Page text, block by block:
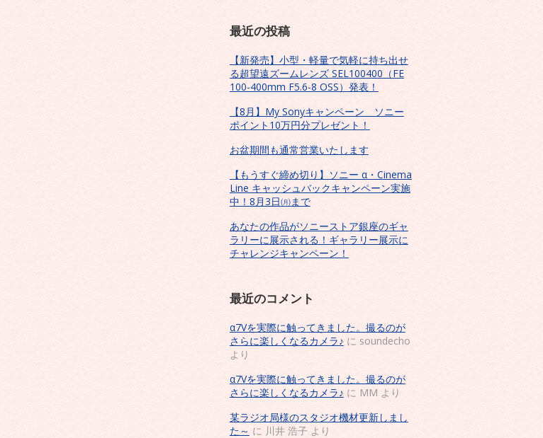
最近の投稿
【新発売】小型・軽量で気軽に持ち出せ
る超望遠ズームレンズ SEL100400（FE
100-400mm F5.6-8 OSS）発表！
【8月】My Sonyキャンペーン ソニー
ポイント10万円分プレゼント！
お盆期間も通常営業いたします
【もうすぐ締め切り】ソニー α・Cinema
Line キャッシュバックキャンペーン実施
中！8月3日㈪まで
あなたの作品がソニーストア銀座のギャ
ラリーに展示される！ギャラリー展示に
チャレンジキャンペーン！
最近のコメント
α7Vを実際に触ってきました。撮るのが
さらに楽しくなるカメラ♪ に soundecho
より
α7Vを実際に触ってきました。撮るのが
さらに楽しくなるカメラ♪ に MM より
某ラジオ局様のスタジオ機材更新しまし
た～ に 川井 浩子 より